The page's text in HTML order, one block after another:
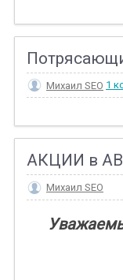
Михаил SEO 1
АКЦИИ в
Михаил SEO